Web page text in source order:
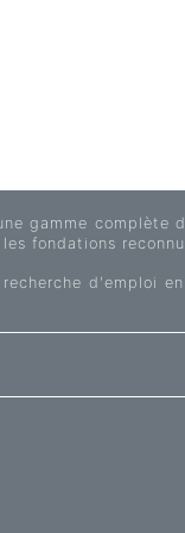
gamme
les fondations
recherche d'emploi